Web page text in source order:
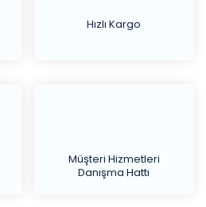
Hızlı Kargo
Müşteri Hizmetleri
Danışma Hattı